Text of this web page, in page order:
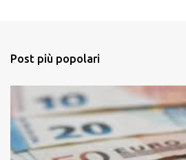
Post più popolari